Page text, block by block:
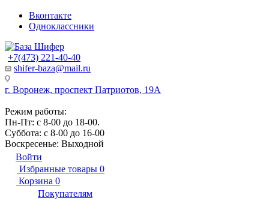
Вконтакте
Одноклассники
+7(473) 221-40-40
shifer-baza@mail.ru
г. Воронеж, проспект Патриотов, 19А
Режим работы:
Пн-Пт: с 8-00 до 18-00.
Суббота: с 8-00 до 16-00
Воскресенье: Выходной
Войти
Избранные товары 0
Корзина 0
Покупателям